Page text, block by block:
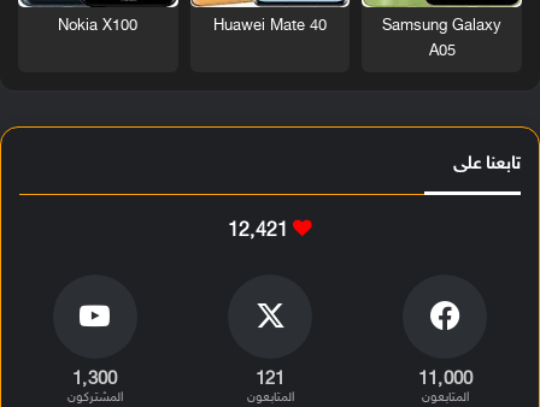
Samsung Galaxy
A05
Huawei Mate 40
Nokia X100
تابعنا على
12٬421
11٬000
المتابعون
121
المتابعون
1٬300
المشتركون